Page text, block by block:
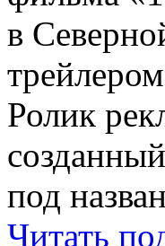
в
Ролик
под
Читать